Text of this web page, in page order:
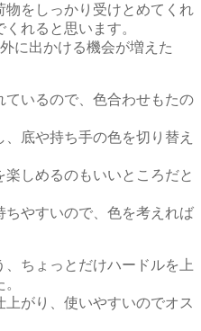
をしっかり受けとめてくれ
れると思います。
に出かける機会が増えた
いるので、色合わせもたの
底や持ち手の色を切り替え
しめるのもいいところだと
ちやすいので、色を考えれば
ちょっとだけハードルを上
がり、使いやすいのでオス